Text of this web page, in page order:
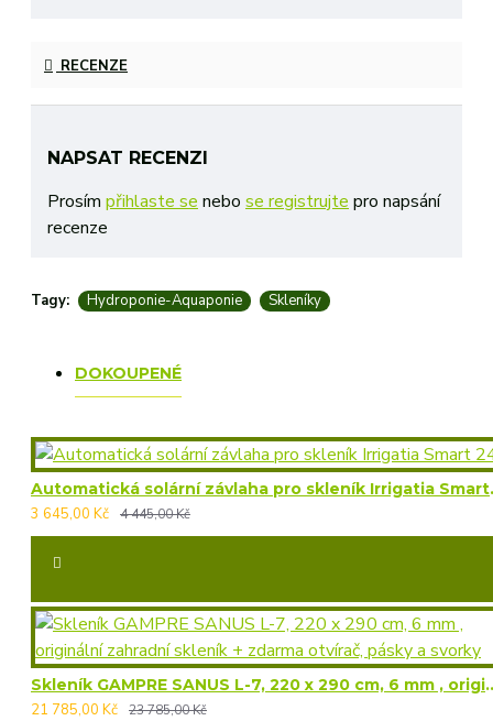
RECENZE
NAPSAT RECENZI
Prosím přihlaste se nebo se registrujte pro napsání
recenze
Tagy: Hydroponie-Aquaponie Skleníky
DOKOUPENÉ
3 645,00 Kč
4 445,00 Kč
Skleník GAMPRE SANUS L-7, 220
21 785,00 Kč
23 785,00 Kč